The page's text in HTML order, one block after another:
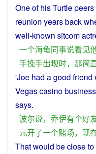
One ofhisTurtlepeers
reunion years back
well-known sitcom
一个海龟同事说看见
手挽手出现时， 那简
'Joe had agood friend
Vegascasino
says.
波尔说， 乔伊有个好
元开了一个赌场， 现
Thatwould becloseto